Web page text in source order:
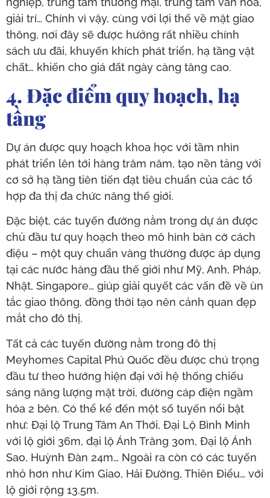
giải trí… Chính vì vậy, cùng với lợi thế về mặt giao
thông, nơi đây sẽ được hưởng rất nhiều chính
sách ưu đãi, khuyến khích phát triển, hạ tầng vật
chất… khiến cho giá đất ngày càng tăng cao.
4. Đặc điểm quy hoạch, hạ
tầng
Dự án được quy hoạch khoa học với tầm nhìn
phát triển lên tới hàng trăm năm, tạo nền tảng với
cơ sở hạ tầng tiên tiến đạt tiêu chuẩn của các tổ
hợp đa thị đa chức năng thế giới.
Đặc biệt, các tuyến đường nằm trong dự án được
chủ đầu tư quy hoạch theo mô hình bàn cờ cách
điệu – một quy chuẩn vàng thường được áp dụng
tại các nước hàng đầu thế giới như Mỹ, Anh, Pháp,
Nhật, Singapore… giúp giải quyết các vấn đề về ùn
tắc giao thông, đồng thời tạo nên cảnh quan đẹp
mắt cho đô thị.
Tất cả các tuyến đường nằm trong đô thị
Meyhomes Capital Phú Quốc đều được chú trọng
đầu tư theo hướng hiện đại với hệ thống chiếu
sáng năng lượng mặt trời, đường cáp điện ngầm
hóa 2 bên. Có thể kể đến một số tuyến nổi bật
như: Đại lộ Trung Tâm An Thới, Đại Lộ Bình Minh
với lộ giới 36m, đại lộ Ánh Trăng 30m, Đại lộ Ánh
Sao, Huỳnh Đàn 24m… Ngoài ra còn có các tuyến
nhỏ hơn như Kim Giao, Hải Đường, Thiên Điểu… với
lộ giới rộng 13.5m.